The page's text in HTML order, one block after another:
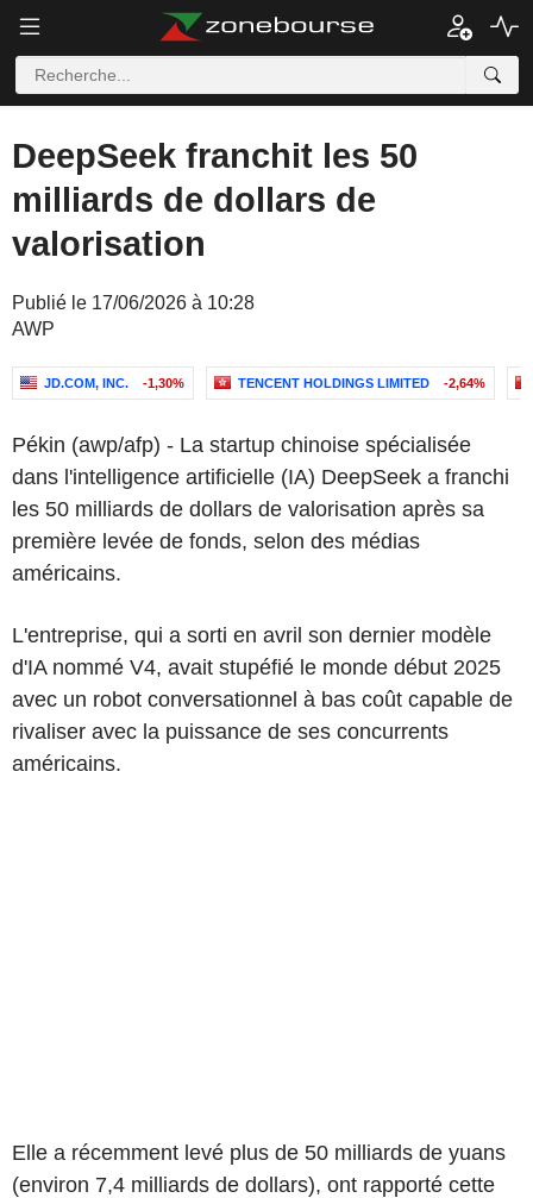
DeepSeek franchit les 50
milliards de dollars de
valorisation
Publié le 17/06/2026 à 10:28
AWP
JD.COM, INC. -1,30% TENCENT HOLDINGS LIMITED -2,64%
Pékin (awp/afp) - La startup chinoise spécialisée
dans l'intelligence artificielle (IA) DeepSeek a franchi
les 50 milliards de dollars de valorisation après sa
première levée de fonds, selon des médias
américains.
L'entreprise, qui a sorti en avril son dernier modèle
d'IA nommé V4, avait stupéfié le monde début 2025
avec un robot conversationnel à bas coût capable de
rivaliser avec la puissance de ses concurrents
américains.
Elle a récemment levé plus de 50 milliards de yuans
(environ 7,4 milliards de dollars), ont rapporté cette